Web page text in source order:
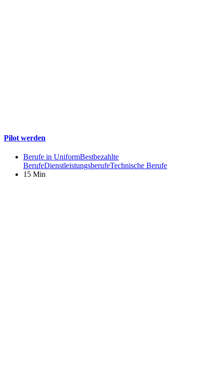
Pilot werden
Berufe in UniformBestbezahlte
BerufeDienstleistungsberufeTechnische Berufe
15 Min